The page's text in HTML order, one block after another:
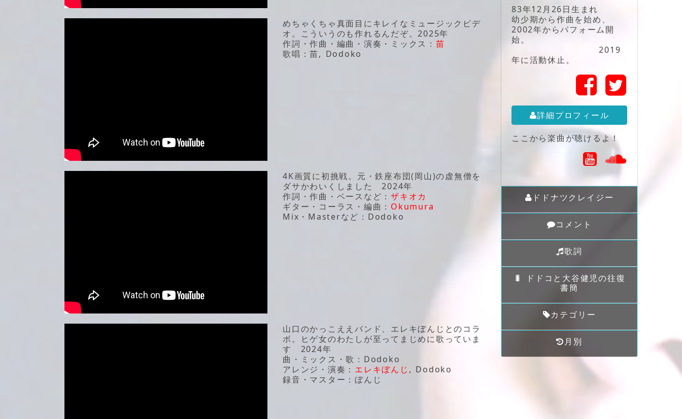
めちゃくちゃ真面目にキレイなミュージックビデ
オ。こういうのも作れるんだぞ。2025年
作詞・作曲・編曲・演奏・ミックス： 苗
歌唱：苗, Dodoko
4K画質に初挑戦。元・鉄座布団(岡山)の虚無僧を
ダサかわいくしました 2024年
作詞・作曲・ベースなど：ザキオカ
ギター・コーラス・編曲： Okumura
Mix・Masterなど：Dodoko
山口のかっこええバンド、エレキぼんじとのコラ
ボ。ヒゲ女のわたしが至ってまじめに歌っていま
す 2024年
曲・ミックス・歌：Dodoko
アレンジ・演奏： エレキぼんじ , Dodoko
録音・マスター：ぼんじ
83年12月26日生まれ
幼少期から作曲を始め、
2002年からパフォーム開
始。
2019
年に活動休止。
詳細プロフィール
ここから楽曲が聴けるよ！
ドドナツクレイジー
コメント
歌詞
🐛 ドドコと大谷健児の往復
書簡
カテゴリー
月別